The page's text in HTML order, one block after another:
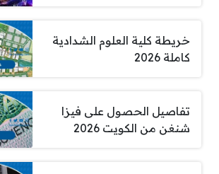
خريطة كلية العلوم الشدادية
كاملة 2026
تفاصيل الحصول على فيزا
شنغن من الكويت 2026